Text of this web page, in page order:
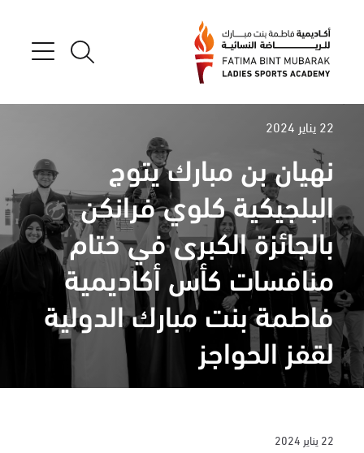
22 يناير 2024
نهيان بن مبارك يتوج
البلجيكية كلوي فرانكن
بالجائزة الكبرى في ختام
منافسات كأس أكاديمية
فاطمة بنت مبارك الدولية
لقفز الحواجز
22 يناير 2024